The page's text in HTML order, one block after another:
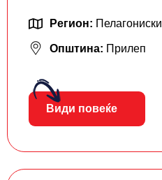
Регион: Пелагониски
Општина: Прилеп
Види повеќе